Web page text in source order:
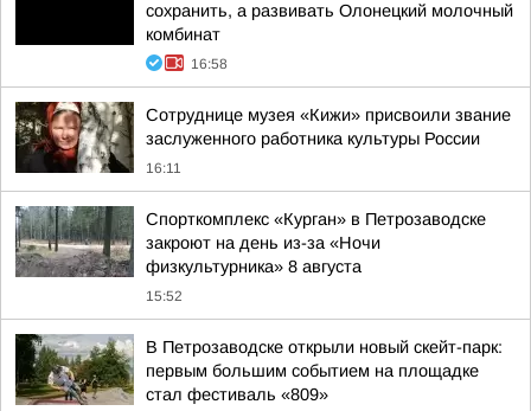
сохранить, а развивать Олонецкий молочный
комбинат
16:58
Сотруднице музея «Кижи» присвоили звание
заслуженного работника культуры России
16:11
Спорткомплекс «Курган» в Петрозаводске
закроют на день из-за «Ночи
физкультурника» 8 августа
15:52
В Петрозаводске открыли новый скейт-парк:
первым большим событием на площадке
стал фестиваль «809»